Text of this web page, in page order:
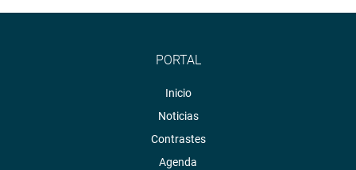
PORTAL
Inicio
Noticias
Contrastes
Agenda